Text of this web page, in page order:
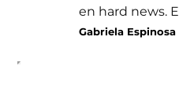
en hard news.
Gabriela Espinosa